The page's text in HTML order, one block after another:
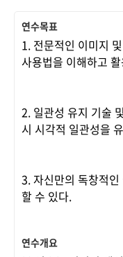
연수목표
1. 전문적인 이미지
사용법을 이해하고
2. 일관성 유지 기술
시 시각적 일관성을
3. 자신만의 독창적
할 수 있다.
연수개요